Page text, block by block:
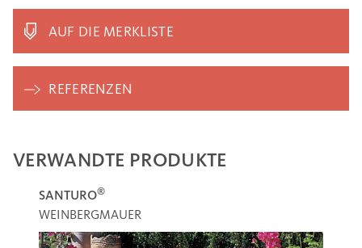
AUF DIE MERKLISTE
REFERENZEN
VERWANDTE PRODUKTE
SANTURO®
WEINBERGMAUER